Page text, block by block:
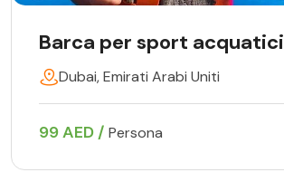
Barca per sport acquatici
Dubai, Emirati Arabi Uniti
99 AED / Persona